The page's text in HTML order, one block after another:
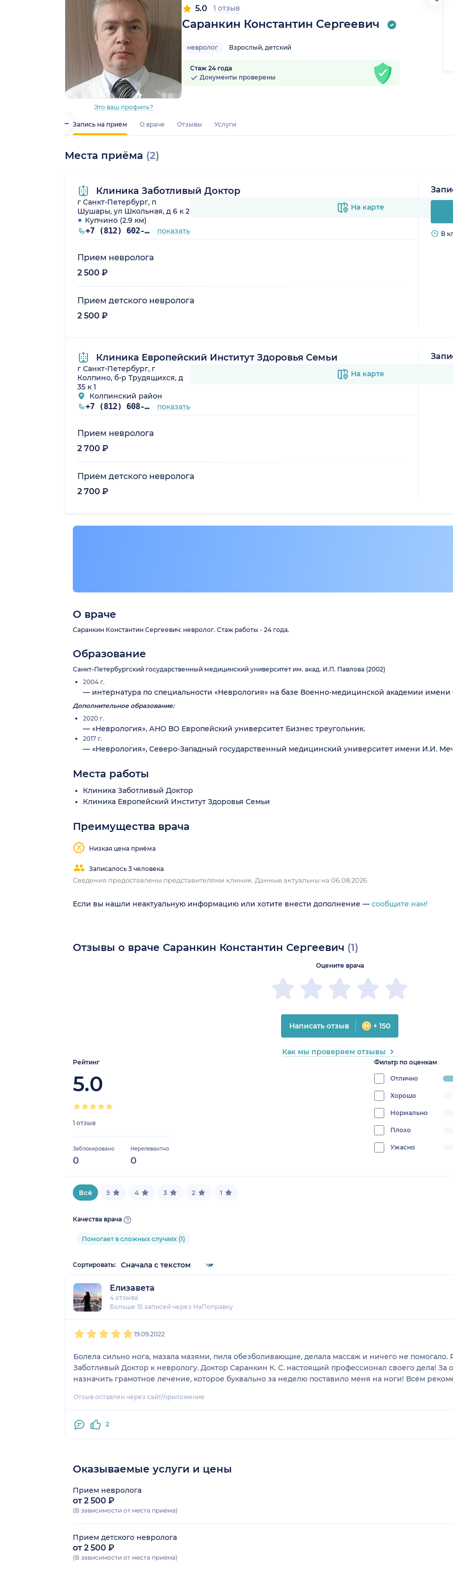
Это ваш профиль?
Саранкин Константин Сергеевич
5.0 1 отзыв
невролог Взрослый, детский
Стаж 24 года
Документы проверены
Запись на приём О враче Отзывы Услуги
Места приёма (2)
Клиника Заботливый Доктор
г Санкт-Петербург, п
Шушары, ул Школьная, д 6 к 2
Купчино (2.9 км)
+7 (812) 602-60-42 показать
На карте
Прием невролога
2 500 ₽
Прием детского невролога
2 500 ₽
В
Клиника Европейский Институт Здоровья Семьи
г Санкт-Петербург, г
Колпино, б-р Трудящихся, д
35 к 1
Колпинский район
+7 (812) 608-00-33 показать
На карте
Прием невролога
2 700 ₽
Прием детского невролога
2 700 ₽
В
О враче
Саранкин Константин Сергеевич: невролог. Стаж работы - 24 года.
Образование
Санкт-Петербургский государственный медицинский университет им. акад. И.П. Павлова (2002)
2004 г.
— интернатура по специальности «Неврология» на базе Военно-медицинской академии
Дополнительное образование:
2020 г.
— «Неврология», АНО ВО Европейский университет Бизнес треугольник.
2017 г.
— «Неврология», Северо-Западный государственный медицинский университет имени И.И.
Места работы
Клиника Заботливый Доктор
Клиника Европейский Институт Здоровья Семьи
Преимущества врача
Низкая цена приёма
Записалось 3 человека
Сведения предоставлены представителями клиник. Данные актуальны на 06.08.2026
Если вы нашли неактуальную информацию или хотите внести дополнение — сообщите нам!
Отзывы о враче Саранкин Константин Сергеевич (1)
Рейтинг
5.0
1 отзыв
Заблокировано
0
Нерелевантно
0
Фильтр по оценкам
Отлично
Хорошо
Нормально
Плохо
Ужасно
Оцените врача
Написать отзыв + 150
Как мы проверяем отзывы
Всё 5 4 3 2 1
Качества врача
Помогает в сложных случаях (1)
Сортировать:
Елизавета
4 отзыва
Больше 15 записей через НаПоправку
19.09.2022
Болела сильно нога, мазала мазями, пила обезболивающие, делала массаж и ничего не помогало.
Заботливый Доктор к неврологу. Доктор Саранкин К. С. настоящий профессионал своего дела!
назначить грамотное лечение, которое буквально за неделю поставило меня на ноги! Всем
Отзыв оставлен через сайт/приложение
2
Оказываемые услуги и цены
Прием невролога
от 2 500 ₽
(В зависимости от места приёма)
Прием детского невролога
от 2 500 ₽
(В зависимости от места приёма)